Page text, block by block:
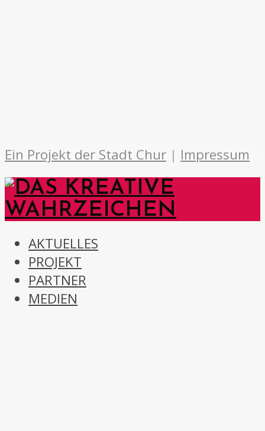
Ein Projekt der Stadt Chur | Impressum
AKTUELLES
PROJEKT
PARTNER
MEDIEN